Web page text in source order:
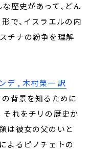
歴史があって、どん
で、イスラエルの内
チナの紛争を理解
デ , 木村榮一 訳
の背景を知るために
それをチリの歴史か
は彼女の父のいと
よるピノチェトの